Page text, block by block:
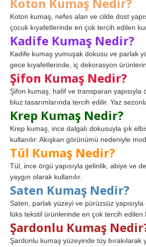
Koton Kumaş Nedir?
Koton kumaş, nefes alan ve cilde dost
çocuk kıyafetlerinde en çok tercih edilen
Kadife Kumaş Nedir?
Kadife kumaş yumuşak dokusu ve parlak
gece kıyafetlerinde, iç dekorasyon
Şifon Kumaş Nedir?
Şifon kumaş, hafif ve transparan yapısıyla
bluz tasarımlarında tercih edilir. Yaz
Krep Kumaş Nedir?
Krep kumaş, ince dalgalı dokusuyla şık
kullanılır. Akışkan görünümü nedeniyle
Tül Kumaş Nedir?
Tül, ince örgü yapısıyla gelinlik, abiye ve
yaygın olarak kullanılır.
Saten Kumaş Nedir?
Saten, parlak yüzeyi ve pürüzsüz
lüks tekstil ürünlerinde en çok tercih edilen
Şardonlu Kumaş
Şardonlu kumaş yüzeyinde tüy bırakılarak